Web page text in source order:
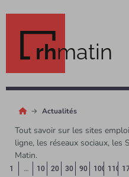
rhmatin
Actualités
Tout savoir sur les sites
ligne, les réseaux sociaux, les
Matin.
Page précédente
1 … 10 20 30 90 100 110